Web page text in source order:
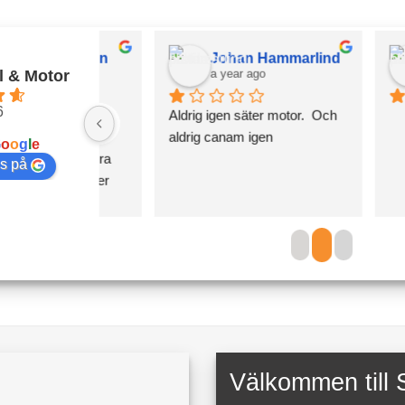
& Motor
oog e
på
än helt
från
och bra
Kommer
Johan Hammarlind
a year ago
Aldrig igen säter motor.  Och
aldrig canam igen
a
Välkommen till